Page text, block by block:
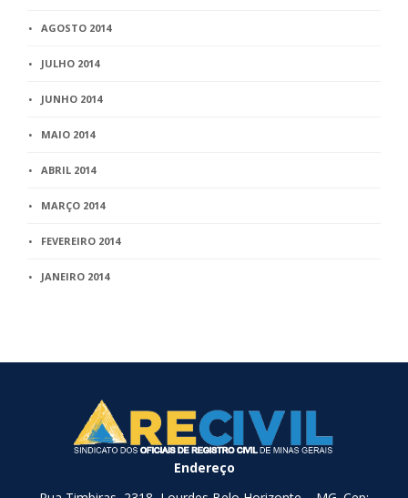
AGOSTO 2014
JULHO 2014
JUNHO 2014
MAIO 2014
ABRIL 2014
MARÇO 2014
FEVEREIRO 2014
JANEIRO 2014
Endereço